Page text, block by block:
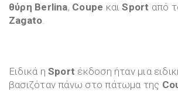
θύρη Berlina, Coupe καιSport από
Zagato
Ειδικά ηSport έκδοση ήταν μια
βασιζόταν πάνω στο πάτωμα της